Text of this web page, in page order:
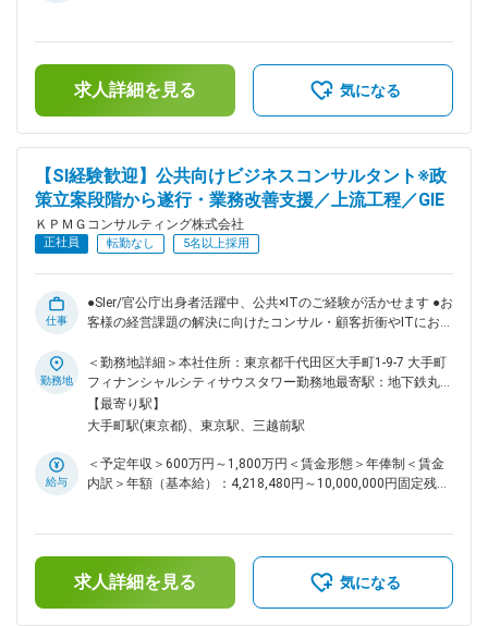
ラン作成支援 ＜サービスアセットの開発・整備＞ ・顧客起点
でのデジタルトランスフォーメーション・アプローチ ・チャ
ネル成熟度診断 ・カスタマーエクスペリエンス成熟度診断 ・
カスタマーエクスペリエンス向上に向けたガバナンス構築アプ
よび責任： ＜マネジャー／シニアマネジャー＞ （1）プロジ
ェクトやサービスアセット開発・整備におけるスケジュール、
要員、予算、成果物、およびスコープの管理 （2）プロジェク
トアプローチや方針検討、コンサルタント、シニアコンサルタ
ントへの作業指示・レビュー （3）クライアントのマネジメン
ト層に対する新規案件受注に向けた提案活動 （4）サービスア
ファンクション、クロスボーダーのネットワーク活用による社
内外人脈構築 （7）クライアントとの長期的信頼関係構築
タントの指導・育成 変更の範囲：会社の定める業務
与：年1回賃金はあくまでも目安の金額であり、選考を通じて
上下する可能性があります。月給(月額)は固定手当を含めた表
求人詳細を見る 気になる
【SI経験歓迎】公共向けビジネスコンサルタント※政
策立案段階から遂行・業務改善支援／上流工程／GIE
ＫＰＭＧコンサルティング株式会社
正社員 転勤なし 5名以上採用
仕事
●SIer/官公庁出身者活躍中、公共×ITのご経験が活かせます ●お
客様の経営課題の解決に向けたコンサル・顧客折衝やITにおけ
◎中途入社のほとんどがコンサル未経験です ■本ポジションに
ついて： 世界154国の監査、税務、アドバイザリーサービスを
提供するプロフェッショナルファームのグローバルネットワー
クを有するKPMGグループの強みを生かしたコンサルティング
階ごとに以下のような案件・サービスに係るプロジェクトの獲
得及び遂行・管理を行います。 ■業務内容： ・政策立案段階…
メント関連（サイバーセキュリティ対策） ・デジタル関連
（RPA活用、AI活用） ・地方創生関連（スマートシティ、健
康・医療・介護、教育、スポーツ等） いわゆるシンクタンク
系の企業とは異なり、政策立案段階単体で案件を終了させるの
勤務地
＜勤務地詳細＞本社住所：東京都千代田区大手町1-9-7 大手町
フィナンシャルシティサウスタワー勤務地最寄駅：地下鉄丸ノ
内線／大手町駅受動喫煙対策：屋内全面禁煙変更の範囲：会社
の定める事業所（リモートワーク含む）
【最寄り駅】
大手町駅(東京都)、東京駅、三越前駅
給与
＜予定年収＞600万円～1,800万円＜賃金形態＞年俸制＜賃金
内訳＞年額（基本給）：4,218,480円～10,000,000円固定残業
給有無＞有＜残業手当＞有＜給与補足＞※給与詳細は経験・能
力・前職給与等を踏まえて決定■昇給：年1回 ■賞与：年1回 賃
金はあくまでも目安の金額であり、選考を通じて上下する可能
求人詳細を見る 気になる